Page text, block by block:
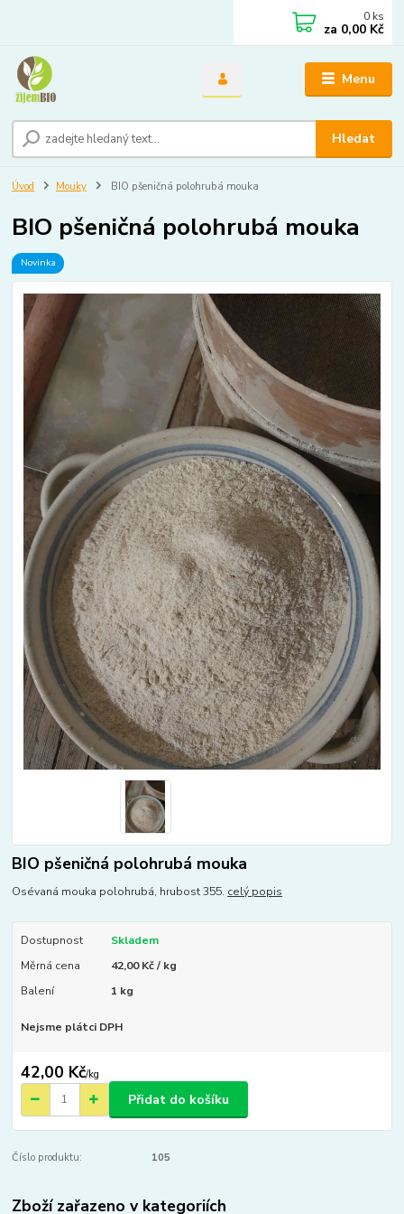
Menu
Hledat
0 ks
za 0,00 Kč
Úvod Mouky BIO pšeničná polohrubá mouka
BIO pšeničná polohrubá mouka
Novinka
BIO pšeničná polohrubá mouka
Osévaná mouka polohrubá, hrubost 355. celý popis
Dostupnost
Skladem
Měrná cena
42,00 Kč / kg
Balení
1 kg
Nejsme plátci DPH
42,00 Kč/kg
Přidat do košíku
Číslo produktu: 105
Zboží zařazeno v kategoriích